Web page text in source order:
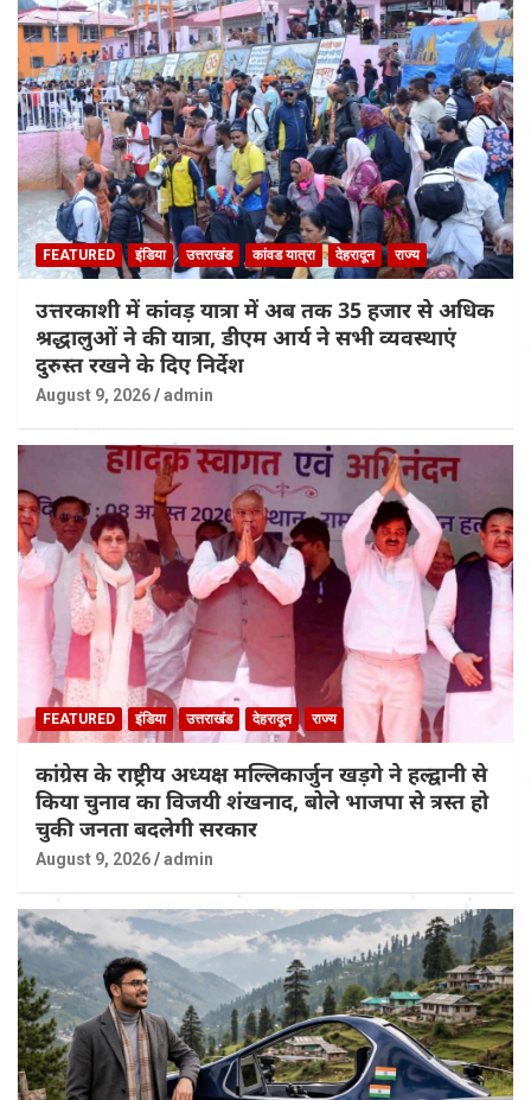
FEATURED इंडिया उत्तराखंड कांवड यात्रा देहरादून राज्य
उत्तरकाशी में कांवड़ यात्रा में अब तक 35 हजार से अधिक
श्रद्धालुओं ने की यात्रा, डीएम आर्य ने सभी व्यवस्थाएं
दुरुस्त रखने के दिए निर्देश
August 9, 2026 admin
FEATURED इंडिया उत्तराखंड देहरादून राज्य
कांग्रेस के राष्ट्रीय अध्यक्ष मल्लिकार्जुन खड़गे ने हल्द्वानी से
किया चुनाव का विजयी शंखनाद, बोले भाजपा से त्रस्त हो
चुकी जनता बदलेगी सरकार
August 9, 2026 admin